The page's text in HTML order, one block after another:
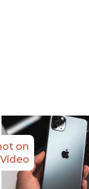
on